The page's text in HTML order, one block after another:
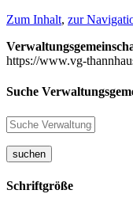
Zum Inhalt, zur
https://www.vg-
Suche
suchen
Schriftgröße